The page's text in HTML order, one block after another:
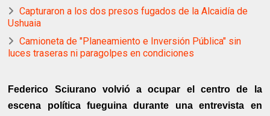
Capturaron a los dos presos fugados de la Alcaidía de
Ushuaia
Camioneta de "Planeamiento e Inversión Pública" sin
luces traseras ni paragolpes en condiciones
Federico Sciurano volvió a ocupar el centro de la
escena política fueguina durante una entrevista en